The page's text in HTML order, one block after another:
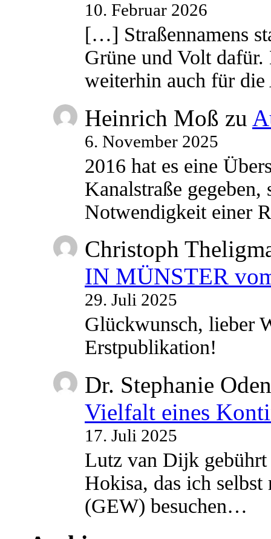
10. Februar 2026
[…] Straßennamens
Grüne und Volt
weiterhin auch für
Heinrich Moß zu
6. November 2025
2016 hat es eine
Kanalstraße
Notwendigkeit einer
Christoph
IN MÜNSTER
29. Juli 2025
Glückwunsch, lieber
Erstpublikation!
Dr. Stephanie
Vielfalt eines
17. Juli 2025
Lutz van Dijk
Hokisa, das ich
(GEW) besuchen…